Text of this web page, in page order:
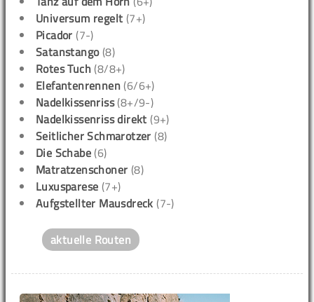
Universum regelt (7+)
Picador (7-)
Satanstango(8)
Rotes Tuch (8/8+)
Elefantenrennen (6/6+)
Nadelkissenriss(8+/9-)
Nadelkissenriss direkt (9+)
Seitlicher Schmarotzer (8)
Die Schabe (6)
Matratzenschoner (8)
Luxusparese (7+)
Aufgstellter Mausdreck (7-)
aktuelle Routen